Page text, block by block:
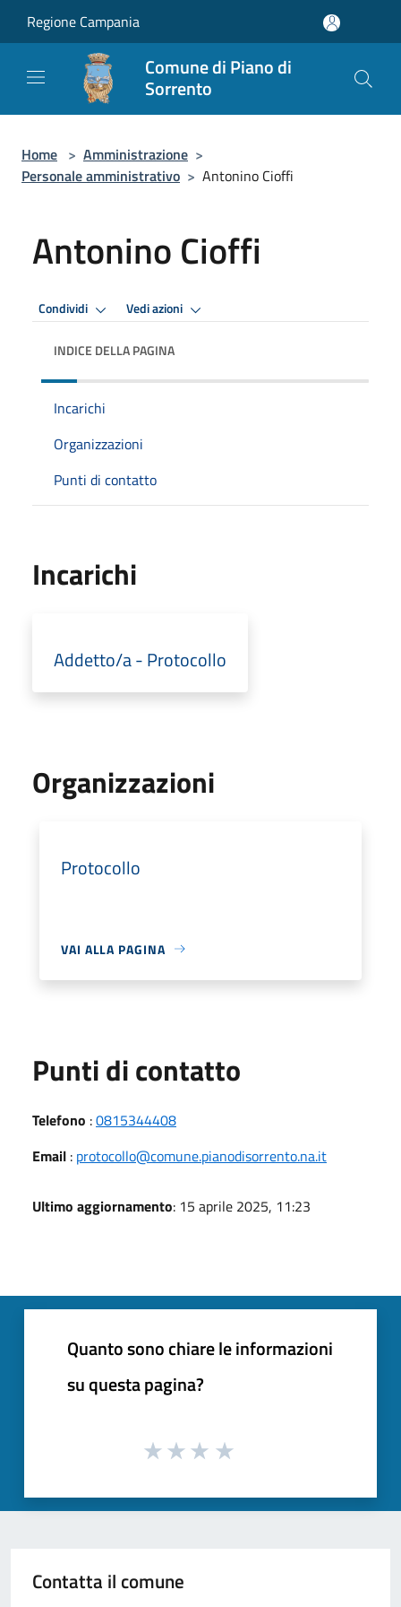
Regione Campania
Comune di Piano di
Sorrento
Home > Amministrazione >
Personale amministrativo > Antonino Cioffi
Antonino Cioffi
Condividi Vedi azioni
INDICE DELLA PAGINA
Incarichi
Organizzazioni
Punti di contatto
Incarichi
Addetto/a - Protocollo
Organizzazioni
Protocollo
VAI ALLA PAGINA
Punti di contatto
Telefono :0815344408
Email : protocollo@comune.pianodisorrento.na.it
Ultimo aggiornamento: 15 aprile 2025, 11:23
Quanto sono chiare le informazioni
su questa pagina?
Contatta il comune